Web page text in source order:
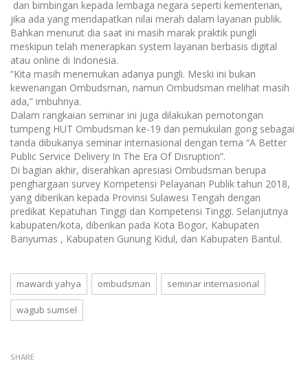
dan bimbingan kepada lembaga negara seperti kementerian,
jika ada yang mendapatkan nilai merah dalam layanan publik.
Bahkan menurut dia saat ini masih marak praktik pungli
meskipun telah menerapkan system layanan berbasis digital
atau online di Indonesia.
“Kita masih menemukan adanya pungli. Meski ini bukan
kewenangan Ombudsman, namun Ombudsman melihat masih
ada,” imbuhnya.
Dalam rangkaian seminar ini juga dilakukan pemotongan
tumpeng HUT Ombudsman ke-19 dan pemukulan gong sebagai
tanda dibukanya seminar internasional dengan tema “A Better
Public Service Delivery In The Era Of Disruption”.
Di bagian akhir, diserahkan apresiasi Ombudsman berupa
penghargaan survey Kompetensi Pelayanan Publik tahun 2018,
yang diberikan kepada Provinsi Sulawesi Tengah dengan
predikat Kepatuhan Tinggi dan Kompetensi Tinggi. Selanjutnya
kabupaten/kota, diberikan pada Kota Bogor, Kabupaten
Banyumas , Kabupaten Gunung Kidul, dan Kabupaten Bantul.
mawardi yahya ombudsman seminar internasional
wagub sumsel
SHARE